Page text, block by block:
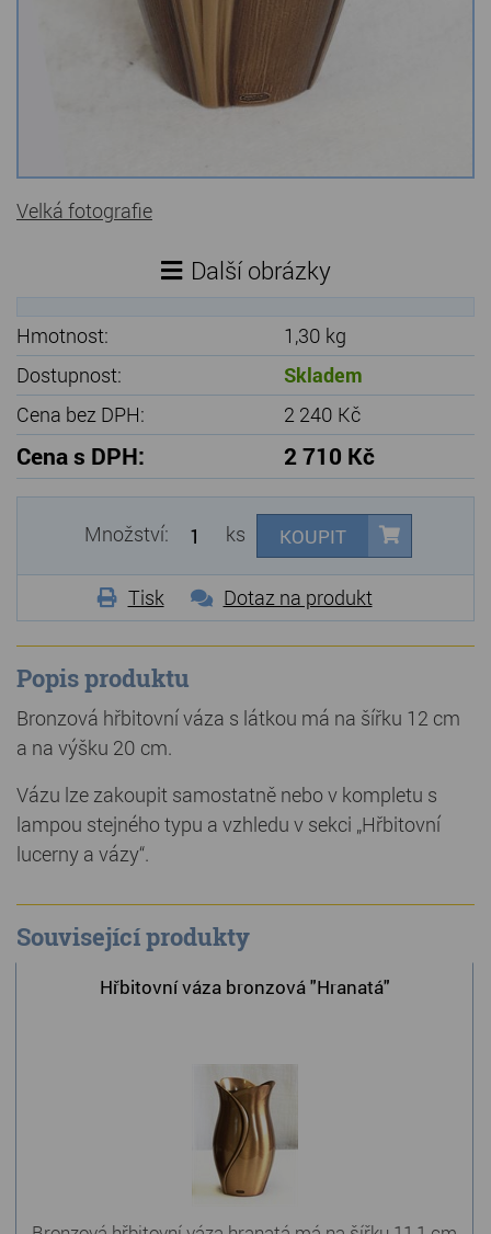
Údržba a čištění kamene
Velká fotografie
Další obrázky
Hmotnost:
1,30 kg
Dostupnost:
Skladem
Cena bez DPH:
2 240 Kč
Cena s DPH: 2 710 Kč
Množství: ks KOUPIT
Tisk Dotaz na produkt
Popis produktu
Bronzová hřbitovní váza s látkou má na šířku 12 cm
a na výšku 20 cm.
Vázu lze zakoupit samostatně nebo v kompletu s
lampou stejného typu a vzhledu v sekci „Hřbitovní
lucerny a vázy“.
Související produkty
Hřbitovní váza bronzová "Hranatá"